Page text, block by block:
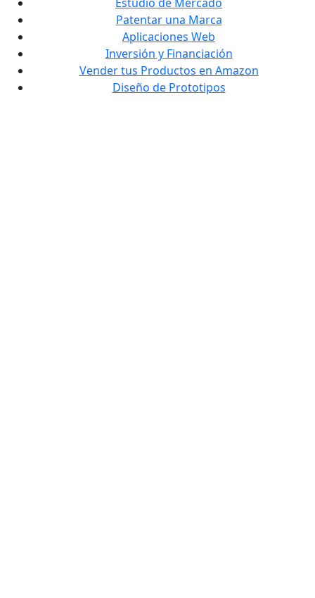
Patentar una Marca
Aplicaciones Web
Inversión y Financiación
Vender tus Productos en Amazon
Diseño de Prototipos